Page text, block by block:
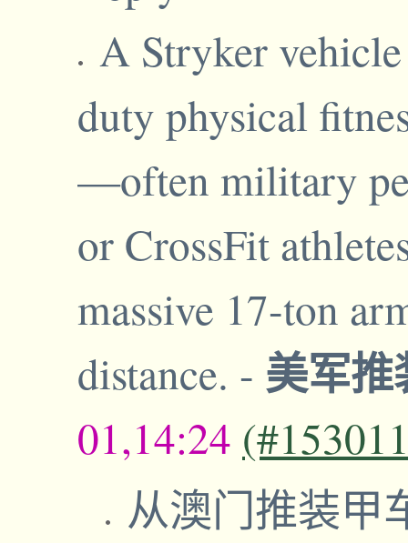
A Stryker
duty physical
—often military
or CrossFit
massive 17-ton
distance. - 美军
01,14:24
从澳门推装甲